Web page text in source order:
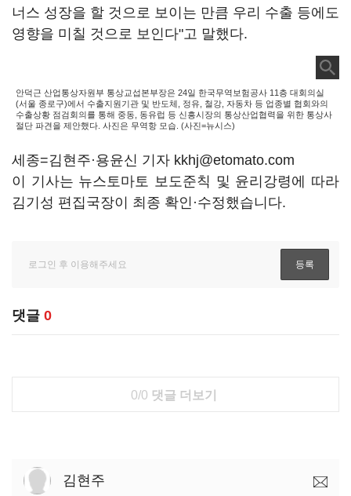
너스 성장을 할 것으로 보이는 만큼 우리 수출 등에도
영향을 미칠 것으로 보인다"고 말했다.
안덕근 산업통상자원부 통상교섭본부장은 24일 한국무역보험공사 11층 대회의실
(서울 종로구)에서 수출지원기관 및 반도체, 정유, 철강, 자동차 등 업종별 협회와의
수출상황 점검회의를 통해 중동, 동유럽 등 신흥시장의 통상산업협력을 위한 통상사
절단 파견을 제안했다. 사진은 무역항 모습. (사진=뉴시스)
세종=김현주·용윤신 기자 kkhj@etomato.com
이 기사는 뉴스토마토 보도준칙 및 윤리강령에 따라
김기성 편집국장이 최종 확인·수정했습니다.
댓글 0
0/0 댓글 더보기
김현주